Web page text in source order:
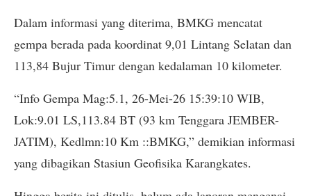
Dalam informasi yang diterima, BMKG mencatat
gempa berada pada koordinat 9,01 Lintang Selatan dan
113,84 Bujur Timur dengan kedalaman 10 kilometer.
“Info Gempa Mag:5.1, 26-Mei-26 15:39:10 WIB,
Lok:9.01 LS,113.84 BT (93 km Tenggara JEMBER-
JATIM), Kedlmn:10 Km ::BMKG,” demikian informasi
yang dibagikan Stasiun Geofisika Karangkates.